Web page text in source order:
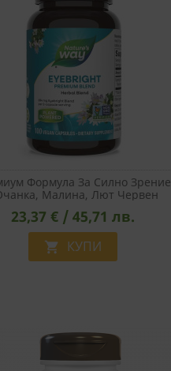
Формула За Силно Зрение
Малина, Лют Червен
Пипер, 100 Капсули
23,37 € / 45,71 лв.
 КУПИ